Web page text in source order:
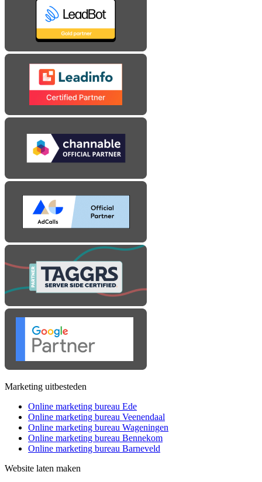
Marketing uitbesteden
Online marketing bureau Ede
Online marketing bureau Veenendaal
Online marketing bureau Wageningen
Online marketing bureau Bennekom
Online marketing bureau Barneveld
Website laten maken